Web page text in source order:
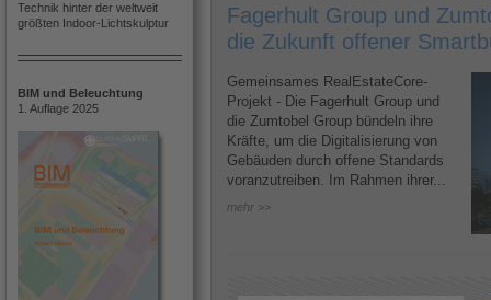
Technik hinter der weltweit
größten Indoor-Lichtskulptur
BIM und Beleuchtung
1. Auflage 2025
Fagerhult Group und
die Zukunft offener
Gemeinsames RealEstateCore-
Projekt - Die Fagerhult Group und
die Zumtobel Group bündeln ihre
Kräfte, um die Digitalisierung von
Gebäuden durch offene Standards
voranzutreiben. Im Rahmen ihrer...
mehr >>